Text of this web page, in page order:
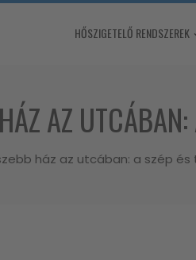
HŐSZIGETELŐ RENDSZEREK
AZ
ház az utcában: a szép